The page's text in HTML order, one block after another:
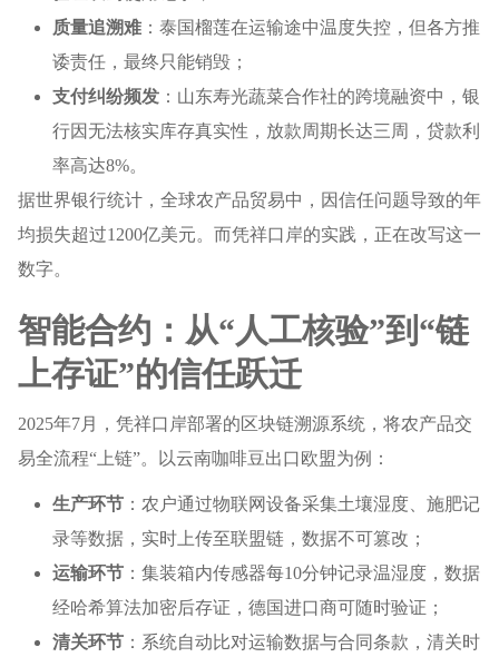
质量追溯难 ：泰国榴莲在运输途中温度失控，但各方推
诿责任，最终只能销毁；
支付纠纷频发 ：山东寿光蔬菜合作社的跨境融资中，银
行因无法核实库存真实性，放款周期长达三周，贷款利
率高达8%。
据世界银行统计，全球农产品贸易中，因信任问题导致的年
均损失超过1200亿美元。而凭祥口岸的实践，正在改写这一
数字。
智能合约：从“人工核验”到“链
上存证”的信任跃迁
2025年7月，凭祥口岸部署的区块链溯源系统，将农产品交
易全流程“上链”。以云南咖啡豆出口欧盟为例：
生产环节 ：农户通过物联网设备采集土壤湿度、施肥记
录等数据，实时上传至联盟链，数据不可篡改；
运输环节 ：集装箱内传感器每10分钟记录温湿度，数据
经哈希算法加密后存证，德国进口商可随时验证；
清关环节 ：系统自动比对运输数据与合同条款，清关时